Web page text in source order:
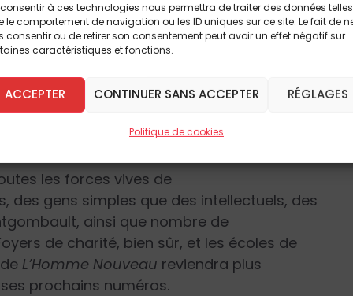
à ces technologies nous permettra de traiter des données telles
le comportement de navigation ou les ID uniques sur ce site. Le fait de
consentir ou de retirer son consentement peut avoir un effet négatif sur
caractéristiques et fonctions.
ACCEPTER CONTINUER SANS ACCEPTER RÉGLAGES
Politique de cookies
d’heures, il l’a interrogée,
a été profondément
à travers des mots, des
aussi, ce que – en
peut appeler « l’intimité
les forces vives de
des gens simples que des intellectuels, des
ainsi que nombre de
de charité, bien sûr, et les écoles de
L’Homme Nouveau reviendra plus
prochains numéros.